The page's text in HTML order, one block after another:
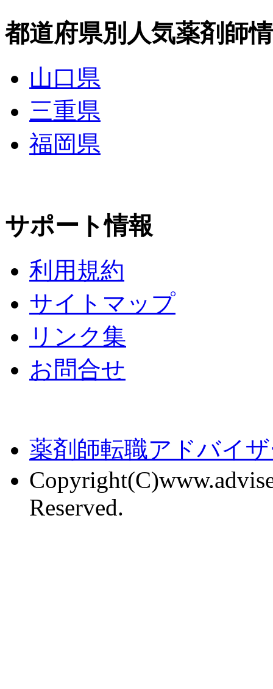
都道府県別人気薬剤師
山口県
三重県
福岡県
サポート情報
利用規約
サイトマップ
リンク集
お問合せ
薬剤師転職アドバイ
Reserved.